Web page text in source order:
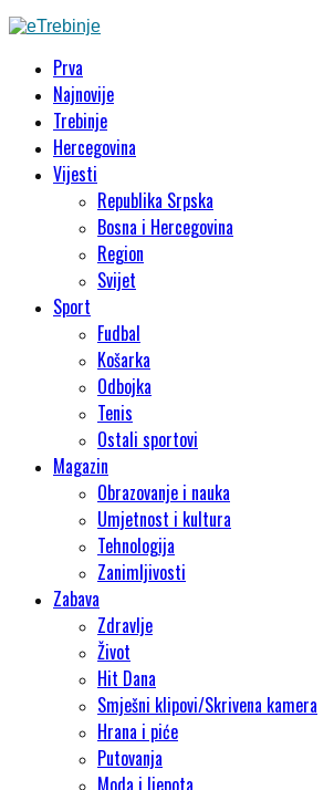
Prva
Najnovije
Trebinje
Hercegovina
Vijesti
Republika Srpska
Bosna i Hercegovina
Region
Svijet
Sport
Fudbal
Košarka
Odbojka
Tenis
Ostali sportovi
Magazin
Obrazovanje i nauka
Umjetnost i kultura
Tehnologija
Zanimljivosti
Zabava
Zdravlje
Život
Hit Dana
Smješni klipovi/Skrivena kamera
Hrana i piće
Putovanja
Moda i ljepota